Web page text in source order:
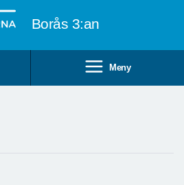
Borås 3:an
Meny